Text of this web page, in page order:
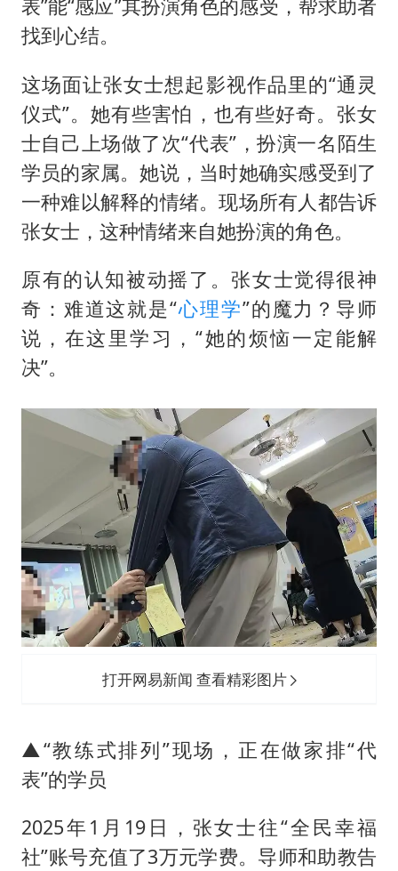
表”能“感应”其扮演角色的感受，帮求助者
找到心结。
这场面让张女士想起影视作品里的“通灵
仪式”。她有些害怕，也有些好奇。张女
士自己上场做了次“代表”，扮演一名陌生
学员的家属。她说，当时她确实感受到了
一种难以解释的情绪。现场所有人都告诉
张女士，这种情绪来自她扮演的角色。
原有的认知被动摇了。张女士觉得很神
奇：难道这就是“心理学”的魔力？导师
说，在这里学习，“她的烦恼一定能解
决”。
打开网易新闻 查看精彩图片
▲“教练式排列”现场，正在做家排“代
表”的学员
2025年1月19日，张女士往“全民幸福
社”账号充值了3万元学费。导师和助教告